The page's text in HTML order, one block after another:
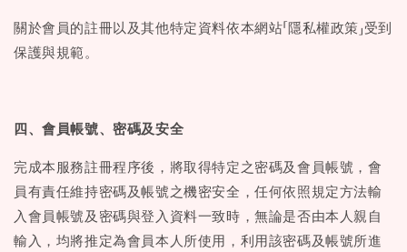
關於會員的註冊以及其他特定資料依本網站「隱私權政策」受到
保護與規範。
四、會員帳號、密碼及安全
完成本服務註冊程序後，將取得特定之密碼及會員帳號，會
員有責任維持密碼及帳號之機密安全，任何依照規定方法輸
入會員帳號及密碼與登入資料一致時，無論是否由本人親自
輸入，均將推定為會員本人所使用，利用該密碼及帳號所進